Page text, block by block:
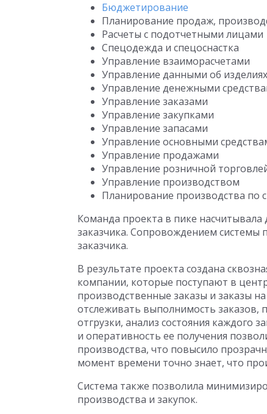
Бюджетирование
Планирование продаж,
Расчеты с подотчетными лицами
Спецодежда и спецоснастка
Управление взаиморасчетами
Управление данными об
Управление денежными
Управление заказами
Управление закупками
Управление запасами
Управление основными
Управление продажами
Управление розничной
Управление производством
Планирование производства по
Команда проекта в пике насчитывала
заказчика. Сопровождением системы
заказчика.
В результате проекта создана
компании, которые поступают в
производственные заказы и заказы
отслеживать выполнимость заказов,
отгрузки, анализ состояния каждого
и оперативность ее получения
производства, что повысило
момент времени точно знает, что
Система также позволила
производства и закупок.